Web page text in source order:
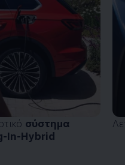
σύστημα
In-Hybrid